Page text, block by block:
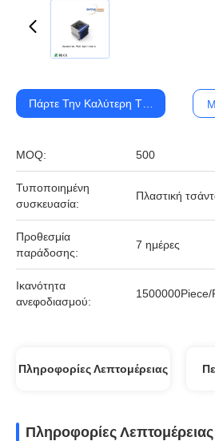
MOQ: 500
Τυποποιημένη
συσκευασία:
Πλαστική
Προθεσμία
παράδοσης:
7 ημέρες
Ικανότητα
ανεφοδιασμού:
1500000Piece/
Πάρτε Την Καλύτερη Τιμή
Πληροφορίες Λεπτομέρειας
Πληροφορίες Λεπτομέρειας